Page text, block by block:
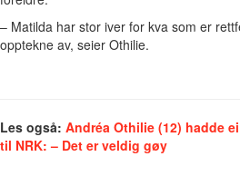
– Matilda har stor iver for kva som er
opptekne av, seier Othilie.
Les også: Andréa Othilie (12) hadde
til NRK: – Det er veldig gøy